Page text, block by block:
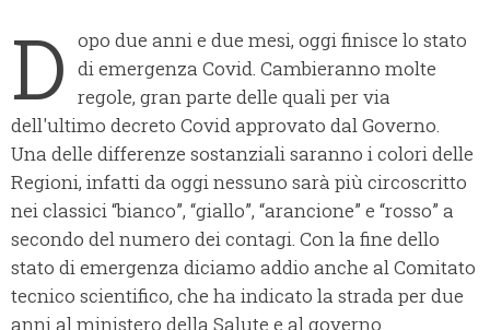
D opo due anni e due mesi, oggi finisce lo stato
di emergenza Covid. Cambieranno molte
regole, gran parte delle quali per via
dell'ultimo decreto Covid approvato dal Governo.
Una delle differenze sostanziali saranno i colori delle
Regioni, infatti da oggi nessuno sarà più circoscritto
nei classici “bianco”, “giallo”, “arancione” e “rosso” a
secondo del numero dei contagi. Con la fine dello
stato di emergenza diciamo addio anche al Comitato
tecnico scientifico, che ha indicato la strada per due
anni al ministero della Salute e al governo.